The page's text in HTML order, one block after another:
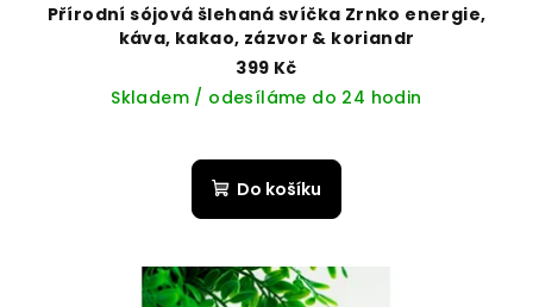
Přírodní sójová šlehaná svíčka Zrnko energie,
káva, kakao, zázvor & koriandr
399 Kč
Skladem / odesíláme do 24 hodin
Do košíku